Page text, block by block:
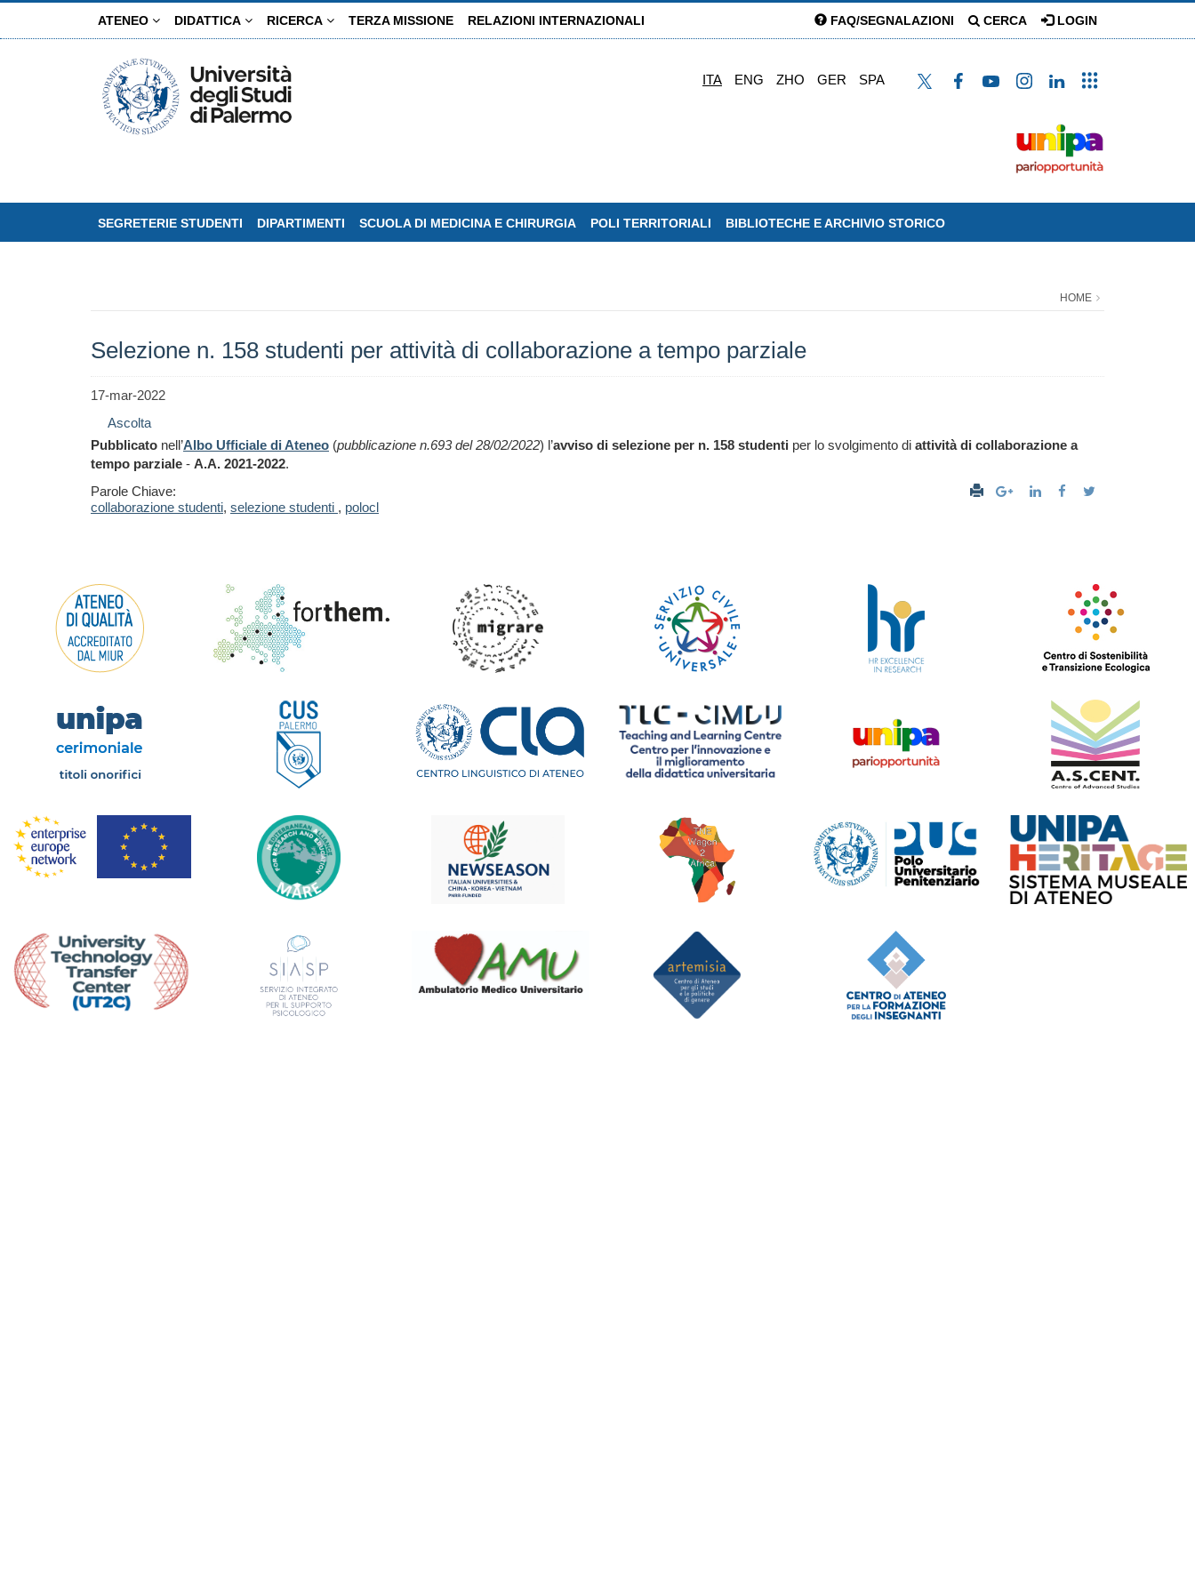
ATENEO DIDATTICA RICERCA TERZA MISSIONE RELAZIONI INTERNAZIONALI FAQ/SEGNALAZIONI CERCA LOGIN
ITA ENG ZHO GER SPA
SEGRETERIE STUDENTI DIPARTIMENTI SCUOLA DI MEDICINA E CHIRURGIA POLI TERRITORIALI BIBLIOTECHE E ARCHIVIO STORICO
HOME
Selezione n. 158 studenti per attività di collaborazione a tempo parziale
17-mar-2022
Ascolta
Pubblicato nell’Albo Ufficiale di Ateneo (pubblicazione n.693 del 28/02/2022) l’avviso di selezione per n. 158 studenti per lo svolgimento di attività di collaborazione a
tempo parziale - A.A. 2021-2022.
Parole Chiave:
collaborazione studenti, selezione studenti , polocl